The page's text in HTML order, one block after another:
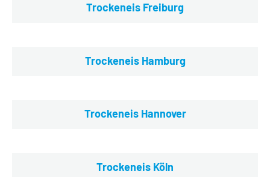
Trockeneis Freiburg
Trockeneis Hamburg
Trockeneis Hannover
Trockeneis Köln